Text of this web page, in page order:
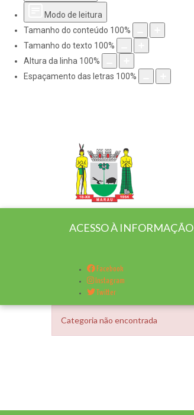
Modo de leitura
Tamanho do conteúdo 100%
Tamanho do texto 100%
Altura da linha 100%
Espaçamento das letras 100%
ACESSO À INFORMAÇÃO
Facebook
Instagram
Twitter
Categoria não encontrada